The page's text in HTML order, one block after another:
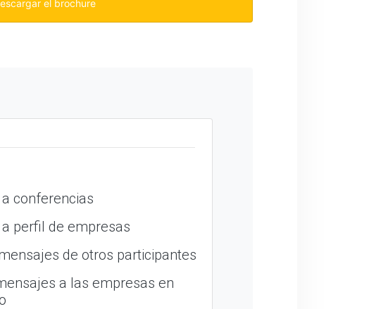
el brochure
conferencias
perfil de empresas
de otros participantes
a las empresas en